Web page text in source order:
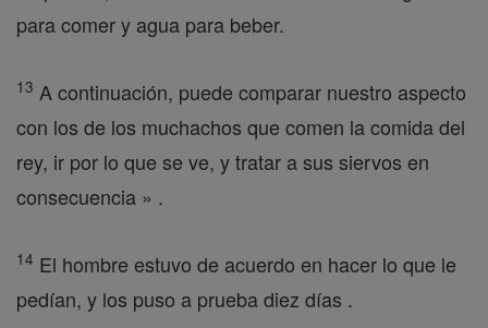
para comer y agua para beber.
13 A continuación, puede comparar nuestro aspecto
con los de los muchachos que comen la comida del
rey, ir por lo que se ve, y tratar a sus siervos en
consecuencia » .
14 El hombre estuvo de acuerdo en hacer lo que le
pedían, y los puso a prueba diez días .